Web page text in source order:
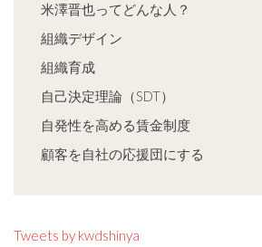
米澤晋也ってどんな人？
組織デザイン
組織育成
自己決定理論（SDT）
自発性を高める賃金制度
顧客を自社の応援団にする
Tweets by kwdshinya